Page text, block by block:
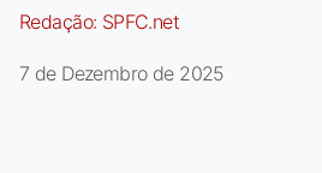
Redação: SPFC.net
7 de Dezembro de 2025